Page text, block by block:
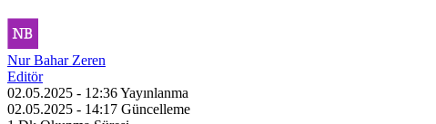
Nur Bahar Zeren
Editör
02.05.2025 - 12:36Yayınlanma
02.05.2025 - 14:17 Güncelleme